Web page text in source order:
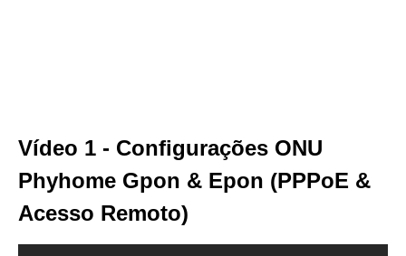
Vídeo 1 - Configurações ONU
Phyhome Gpon & Epon (PPPoE &
Acesso Remoto)